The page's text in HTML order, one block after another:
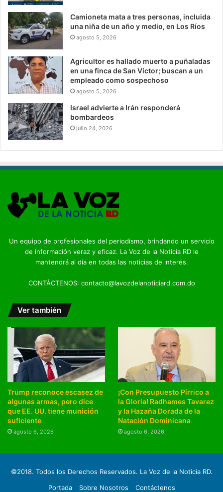
Camioneta mata a tres personas, incluida
una niña de un año y medio, en Los Ríos
agosto 5, 2026
Agricultor es hallado muerto a puñaladas
en una finca de San Víctor; buscan a un
empleado como sospechoso
agosto 5, 2026
Israel advierte a Irán responderá
bombardeos
julio 24, 2026
Un equipo de profesionales del periodismo, brindando un servicio
de información veraz y eficaz. La Voz de la Noticia RD le
mantendrá al día en todas las noticias de interés.
CONTÁCTENOS: contacto@lavozdelanoticiard.com.do
Ver también
Trump reconoce escasez de
algunas armas, pero dice
que EE. UU. tiene munición
suficiente
agosto 6, 2026
¡Con Presupuesto Pírrico a
la Gloria! Radhames Tavarez
y la Hazaña Dorada de la
Natación Dominicana
agosto 6, 2026
©2018. Todos los Derechos Reservados. La Voz de la Noticia RD.
Portada
Sobre Nosotros Contáctenos